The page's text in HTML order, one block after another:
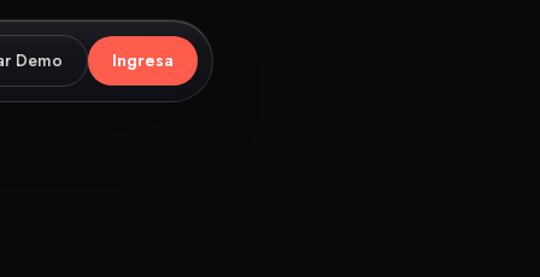
Demo Ingresa